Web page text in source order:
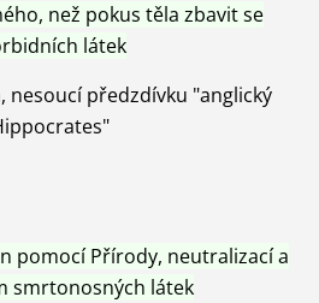
než pokus těla zbavit se
látek
nesoucí předzdívku "anglický
pomocí Přírody, neutralizací a
smrtonosných látek